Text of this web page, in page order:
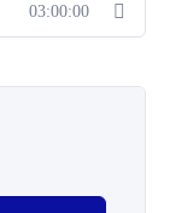
03:00:00